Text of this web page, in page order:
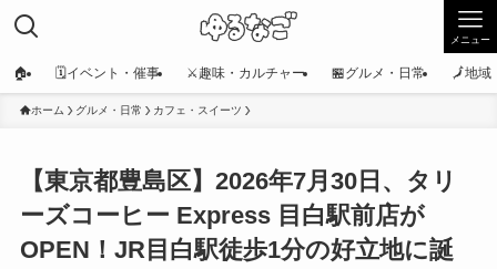
メニュー
🏠 🗓️イベント・催事 ⚔️趣味・カルチャー 🏪グルメ・日常 🗾地域
ホーム グルメ・日常 カフェ・スイーツ
【東京都豊島区】2026年7月30日、タリ
ーズコーヒー Express 目白駅前店が
OPEN！JR目白駅徒歩1分の好立地に誕